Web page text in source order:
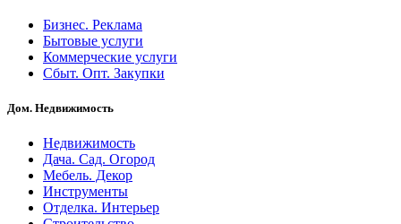
Бизнес. Реклама
Бытовые услуги
Коммерческие услуги
Сбыт. Опт. Закупки
Дом. Недвижимость
Недвижимость
Дача. Сад. Огород
Мебель. Декор
Инструменты
Отделка. Интерьер